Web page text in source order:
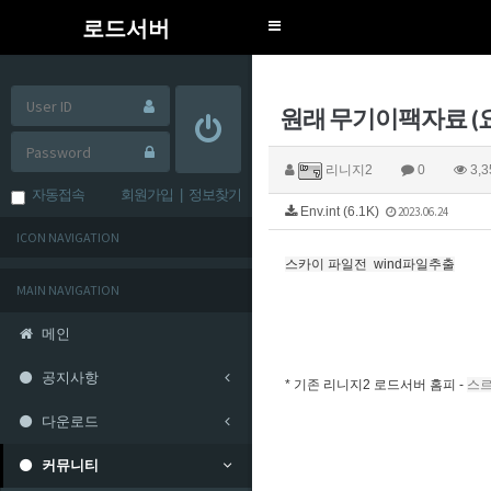
로드서버
Toggle
자동접속 회원가입 정보찾기
ICON NAVIGATION
MAIN NAVIGATION
메인
공지사항
다운로드
커뮤니티
원래 무기이팩자료 (
리니지2 0
Env.int (6.1K) 2023.06.24
스카이 파일전 wind파일추출
* 기존 리니지2 로드서버 홈피 - 스